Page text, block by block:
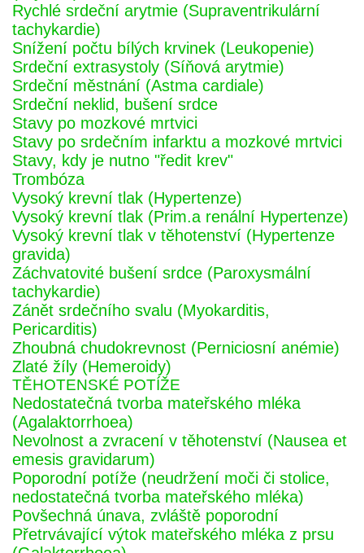
Rychlé srdeční arytmie (Supraventrikulární
tachykardie)
Snížení počtu bílých krvinek (Leukopenie)
Srdeční extrasystoly (Síňová arytmie)
Srdeční městnání (Astma cardiale)
Srdeční neklid, bušení srdce
Stavy po mozkové mrtvici
Stavy po srdečním infarktu a mozkové mrtvici
Stavy, kdy je nutno "ředit krev"
Trombóza
Vysoký krevní tlak (Hypertenze)
Vysoký krevní tlak (Prim.a renální Hypertenze)
Vysoký krevní tlak v těhotenství (Hypertenze
gravida)
Záchvatovité bušení srdce (Paroxysmální
tachykardie)
Zánět srdečního svalu (Myokarditis,
Pericarditis)
Zhoubná chudokrevnost (Perniciosní anémie)
Zlaté žíly (Hemeroidy)
TĚHOTENSKÉ POTÍŽE
Nedostatečná tvorba mateřského mléka
(Agalaktorrhoea)
Nevolnost a zvracení v těhotenství (Nausea et
emesis gravidarum)
Poporodní potíže (neudržení moči či stolice,
nedostatečná tvorba mateřského mléka)
Povšechná únava, zvláště poporodní
Přetrvávající výtok mateřského mléka z prsu